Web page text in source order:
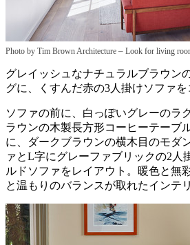
Photo by Tim Brown Architecture – Look for living
グレイッシュなナチュラルブラウン
グに、くすんだ赤の3人掛けソファを
ソファの前に、白っぽいグレーのラ
ラウンの木製長方形コーヒーテーブ
に、ダークブラウンの横木目のモダ
ァとL字にグレーファブリックの2人
ルドソファをレイアウト。暖色と無
と温もりのバランスが取れたインテリ